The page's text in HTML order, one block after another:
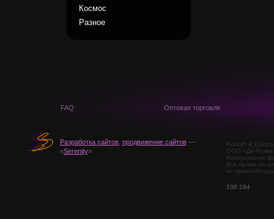
Космос
Разное
FAQ Оптовая торговля
Разработка сайтов, продвижение сайтов—
«Serenity»
Kutush &
ООО «Де-
Копирование
Все права на
их
106 294